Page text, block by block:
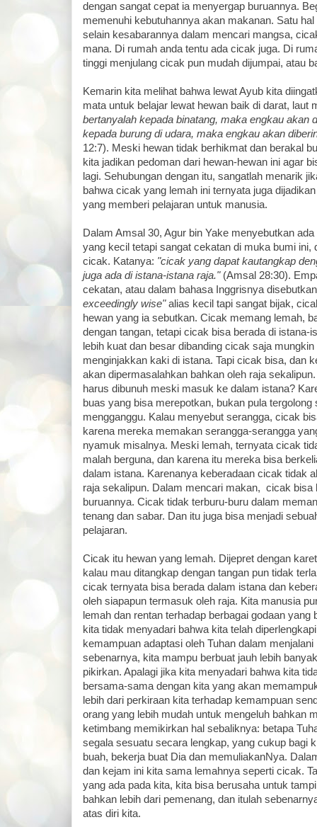
dengan sangat cepat ia menyergap buruannya.
memenuhi kebutuhannya akan makanan. Satu
selain kesabarannya dalam mencari mangsa,
mana. Di rumah anda tentu ada cicak juga. Di
tinggi menjulang cicak pun mudah dijumpai, atau
Kemarin kita melihat bahwa lewat Ayub kita
mata untuk belajar lewat hewan baik di darat, laut
bertanyalah kepada binatang, maka engkau akan
kepada burung di udara, maka engkau akan
12:7). Meski hewan tidak berhikmat dan berakal
kita jadikan pedoman dari hewan-hewan ini agar
lagi. Sehubungan dengan itu, sangatlah menarik
bahwa cicak yang lemah ini ternyata juga
yang memberi pelajaran untuk manusia.
Dalam Amsal 30, Agur bin Yake menyebutkan
yang kecil tetapi sangat cekatan di muka bumi ini,
cicak. Katanya: "cicak yang dapat kautangkap
juga ada di istana-istana raja."(Amsal 28:30).
cekatan, atau dalam bahasa Inggrisnya
exceedingly wise"alias kecil tapi sangat bijak,
hewan yang ia sebutkan. Cicak memang lemah,
dengan tangan, tetapi cicak bisa berada di istana-
lebih kuat dan besar dibanding cicak saja
menginjakkan kaki di istana. Tapi cicak bisa, dan
akan dipermasalahkan bahkan oleh raja
harus dibunuh meski masuk ke dalam istana?
buas yang bisa merepotkan, bukan pula tergolong
mengganggu. Kalau menyebut serangga, cicak
karena mereka memakan serangga-serangga
nyamuk misalnya. Meski lemah, ternyata cicak
malah berguna, dan karena itu mereka bisa
dalam istana. Karenanya keberadaan cicak tidak
raja sekalipun. Dalam mencari makan, cicak bisa
buruannya. Cicak tidak terburu-buru dalam
tenang dan sabar. Dan itu juga bisa menjadi
pelajaran.
Cicak itu hewan yang lemah. Dijepret dengan
kalau mau ditangkap dengan tangan pun tidak
cicak ternyata bisa berada dalam istana dan
oleh siapapun termasuk oleh raja. Kita manusia
lemah dan rentan terhadap berbagai godaan yang
kita tidak menyadari bahwa kita telah
kemampuan adaptasi oleh Tuhan dalam menjalani
sebenarnya, kita mampu berbuat jauh lebih
pikirkan. Apalagi jika kita menyadari bahwa kita
bersama-sama dengan kita yang akan
lebih dari perkiraan kita terhadap kemampuan
orang yang lebih mudah untuk mengeluh bahkan
ketimbang memikirkan hal sebaliknya: betapa
segala sesuatu secara lengkap, yang cukup bagi
buah, bekerja buat Dia dan memuliakanNya.
dan kejam ini kita sama lemahnya seperti cicak.
yang ada pada kita, kita bisa berusaha untuk
bahkan lebih dari pemenang, dan itulah
atas diri kita.